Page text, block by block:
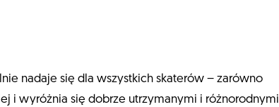
nadaje się dla wszystkich skaterów – zarówno
i wyróżnia się dobrze utrzymanymi i różnorodnymi